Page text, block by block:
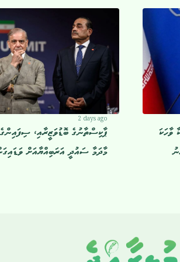
2 days ago
ޕާކިސްތާނުގެ ބޮޑުވަޒީރާއި،
މާދަމާ ސައުދީ އަރަބިއްޔާއަށް
ވާހަކަ